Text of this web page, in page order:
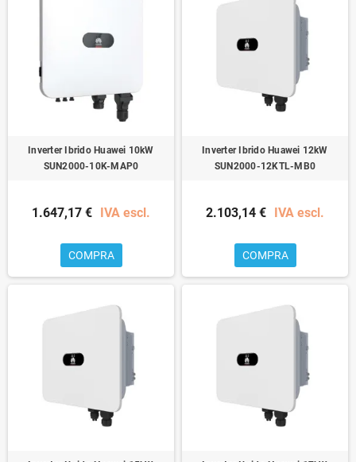
Inverter Ibrido Huawei 10kW
SUN2000-10K-MAP0
1.647,17 € IVA escl.
COMPRA
Inverter Ibrido Huawei 12kW
SUN2000-12KTL-MB0
2.103,14 € IVA escl.
COMPRA